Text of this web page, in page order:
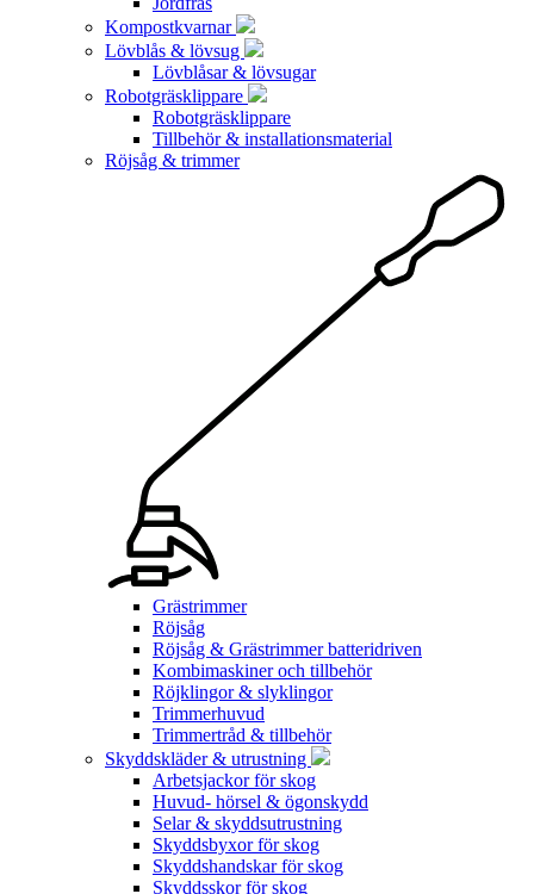
Kompostkvarnar
Lövblås & lövsug
Lövblåsar & lövsugar
Robotgräsklippare
Robotgräsklippare
Tillbehör & installationsmaterial
Röjsåg & trimmer
Grästrimmer
Röjsåg
Röjsåg & Grästrimmer batteridriven
Kombimaskiner och tillbehör
Röjklingor & slyklingor
Trimmerhuvud
Trimmertråd & tillbehör
Skyddskläder & utrustning
Arbetsjackor för skog
Huvud- hörsel & ögonskydd
Selar & skyddsutrustning
Skyddsbyxor för skog
Skyddshandskar för skog
Skyddsskor för skog